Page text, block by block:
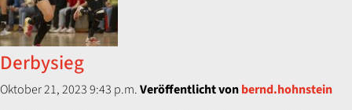
Derbysieg
Oktober 21, 2023 9:43 p.m.Veröffentlicht vonbernd.hohnstein